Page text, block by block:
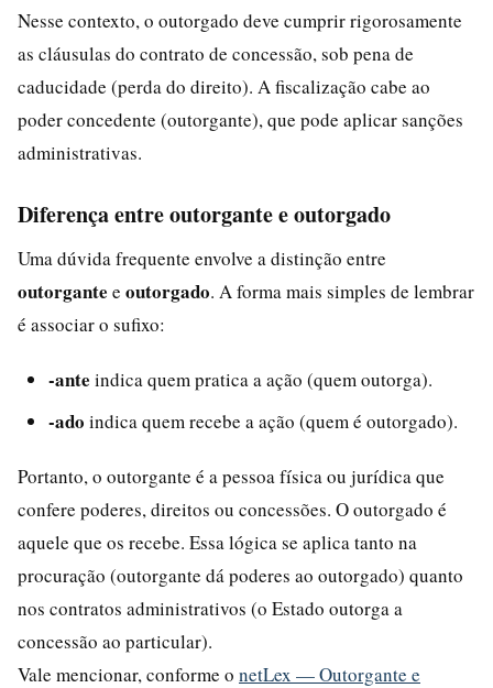
Nesse contexto, o outorgado deve cumprir rigorosamente
as cláusulas do contrato de concessão, sob pena de
caducidade (perda do direito). A fiscalização cabe ao
poder concedente (outorgante), que pode aplicar sanções
administrativas.
Diferença entre outorgante e outorgado
Uma dúvida frequente envolve a distinção entre
outorgante e outorgado. A forma mais simples de lembrar
é associar o sufixo:
-ante indica quem pratica a ação (quem outorga).
-ado indica quem recebe a ação (quem é outorgado).
Portanto, o outorgante é a pessoa física ou jurídica que
confere poderes, direitos ou concessões. O outorgado é
aquele que os recebe. Essa lógica se aplica tanto na
procuração (outorgante dá poderes ao outorgado) quanto
nos contratos administrativos (o Estado outorga a
concessão ao particular).
Vale mencionar, conforme o netLex — Outorgante e